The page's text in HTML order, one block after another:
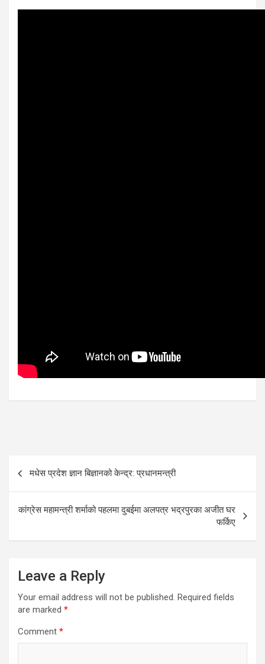
Post
navigation
मधेस प्रदेश ज्ञान बिज्ञानको केन्द्र: प्रधानमन्त्री
कांग्रेस महामन्त्री शर्माको पहलमा दुबईमा अलपत्र भद्रपुरका अजीत घर
फर्किए
Leave a Reply
Your email address will not be published. Required fields
are marked *
Comment *